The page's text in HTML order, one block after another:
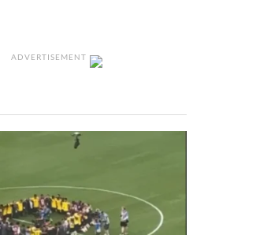
ADVERTISEMENT